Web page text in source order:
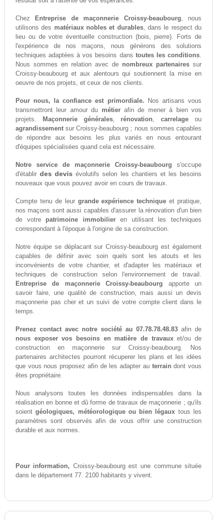
Chez Entreprise de maçonnerie Croissy-beaubourg, nous
utilisons des matériaux nobles et durables, dans le respect du
lieu ou de votre éventuelle construction (bois, pierre). Forts de
l'expérience de nos maçons, nous générons des solutions
techniques adaptées à vos besoins dans toutes les conditions.
Nous sommes en relation avec de nombreux partenaires sur
Croissy-beaubourg et aux alentours qui soutiennent la mise en
oeuvre de nos projets, et ceux de nos clients.
Pour nous, la confiance est primordiale. Nos artisans vous
transmettront leur amour du métierafin de mener à bien vos
projets.
Maçonnerie générales, rénovation,carrelage ou
agrandissementsur Croissy-beaubourg ; nous sommes capables
de répondre aux besoins les plus variés en nous entourant
d'équipes spécialisées quand cela est nécessaire.
Notre service de maçonnerie Croissy-beaubourg s'occupe
d'établirdes devis évolutifs selon les chantiers et les besoins
nouveaux que vous pouvez avoir en cours de travaux.
Compte tenu de leur grande expérience technique et pratique,
nos maçons sont aussi capables d'assurer la rénovation d'un bien
de votre patrimoine immobilieren utilisant les techniques
correspondant à l'époque à l'origine de sa construction.
Notre équipe se déplacant sur Croissy-beaubourg est également
capables de définir avec soin quels sont les atouts et les
inconvénients de votre chantier, et d'adapter les matériaux et
techniques de construction selon l'environnement de travail.
Entreprise de maçonnerie Croissy-beaubourg apporte un
savoir faire, une qualité de construction, mais aussi un devis
maçonnerie pas cher et un suivi de votre compte client dans le
temps.
Prenez contact avec notre société au 07.78.78.48.83 afin de
nous exposer vos besoins en matière de travauxet/ou de
construction en maçonnerie sur Croissy-beaubourg. Nos
partenaires architectes pourront récuperer les plans et les idées
que vous nous proposez afin de les adapter au terrain dont vous
êtes propriétaire.
Nous analysons toutes les données indispensables dans la
réalisation en bonne et dû forme de travaux de maçonnerie ; qu'ils
soientgéologiques, météorologique ou bien légaux tous les
paramètres sont observés afin de vous offrir une construction
durable et aux normes.
Pour information, Croissy-beaubourg est une commune située
dans le département 77. 2100 habitants y vivent.